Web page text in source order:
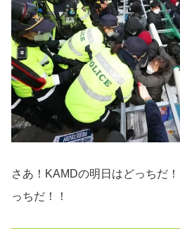
さあ！KAMDの明日はどっちだ
っちだ！！